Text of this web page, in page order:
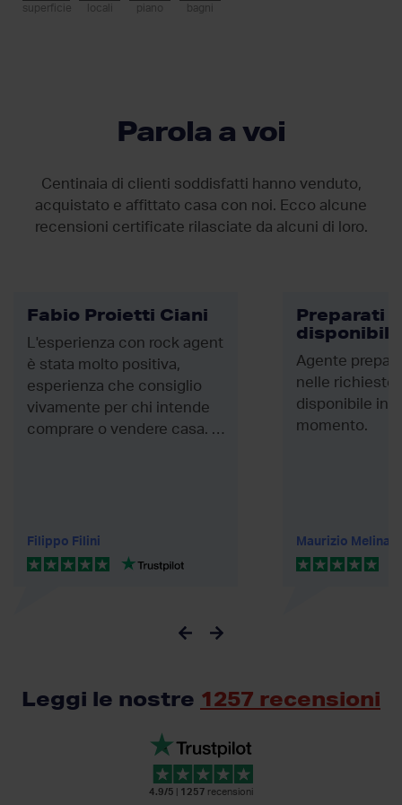
superficie locali piano bagni
Parola a voi
Centinaia di clienti soddisfatti hanno venduto,
acquistato e affittato casa con noi. Ecco alcune
recensioni certificate rilasciate da alcuni di loro.
Fabio Proietti Ciani
L'esperienza con rock agent
è stata molto positiva,
esperienza che consiglio
vivamente per chi intende
comprare o vendere casa. in
Filippo Filini
Preparati e
disponibili
Agente
nelle richieste
disponibile in
momento.
Maurizio Melina
Leggi le nostre 1257 recensioni
4.9/5 1257 recensioni